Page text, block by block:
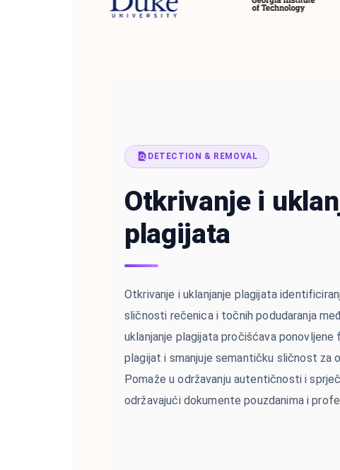
DETECTION & REMOVAL
Otkrivanje i
plagijata
Otkrivanje i uklanjanje plagijata
sličnosti rečenica i točnih podudaranja
uklanjanje plagijata pročišćava ponovljene
plagijat i smanjuje semantičku sličnost za
Pomaže u održavanju autentičnosti i
održavajući dokumente pouzdanima i